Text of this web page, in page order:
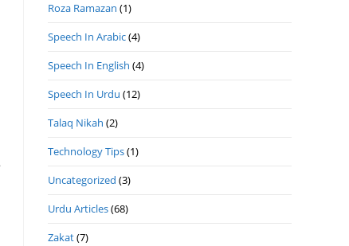
Roza Ramazan (1)
Speech In Arabic(4)
Speech In English (4)
Speech In Urdu (12)
Talaq Nikah (2)
Technology Tips(1)
Uncategorized (3)
Urdu Articles(68)
Zakat(7)